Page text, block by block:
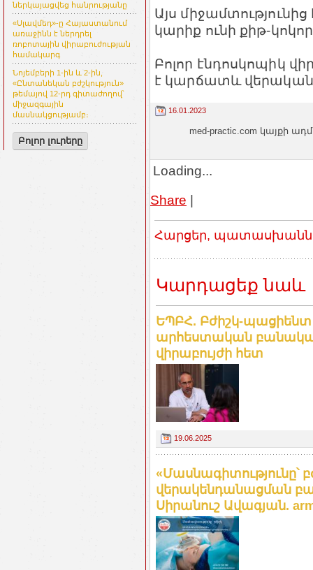
ներկայացվեց հանրությանը
«Սլավմեդ»-ը Հայաստանում
առաջինն է ներդրել
ռոբոտային վիրաբուժության
համակարգ
Նոյեմբերի 1-ին և 2-ին,
«Ընտանեկան բժշկություն»
թեմայով 12-րդ գիտաժողով՝
միջազգային
մասնակցությամբ։
Բոլոր լուրերը
Այս
կարիք ունի քիթ-
Բոլոր էնդոսկոպիկ
է կարճատև
16.01.2023
med-practic.com կայքի
Loading...
Share |
Հարցեր,
Կարդացեք նաև
ԵՊԲՀ. Բժիշկ-պացիենտ
արհեստական
վիրաբույժի հետ
19.06.2025
«Մասնագիտությունը՝
վերակենդանացման
Սիրանուշ Ավագյան.